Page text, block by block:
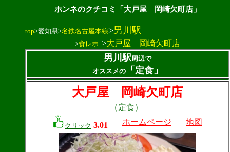
ホンネのクチコミ「大戸屋 岡崎欠町店」
top>愛知県>名鉄名古屋本線>男川駅
>食レポ >大戸屋 岡崎欠町店
男川駅周辺で
オススメの
「定食」
大戸屋 岡崎欠町店
（定食）
クリック 3.01 ホームページ 地図